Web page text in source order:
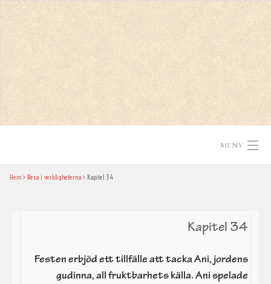
MENY
Hem
I en galen värld
Hem Resa i verkligheterna Kapitel 34
Kapitel 34
Festen erbjöd ett tillfälle att tacka Ani, jordens
gudinna, all fruktbarhets källa. Ani spelade